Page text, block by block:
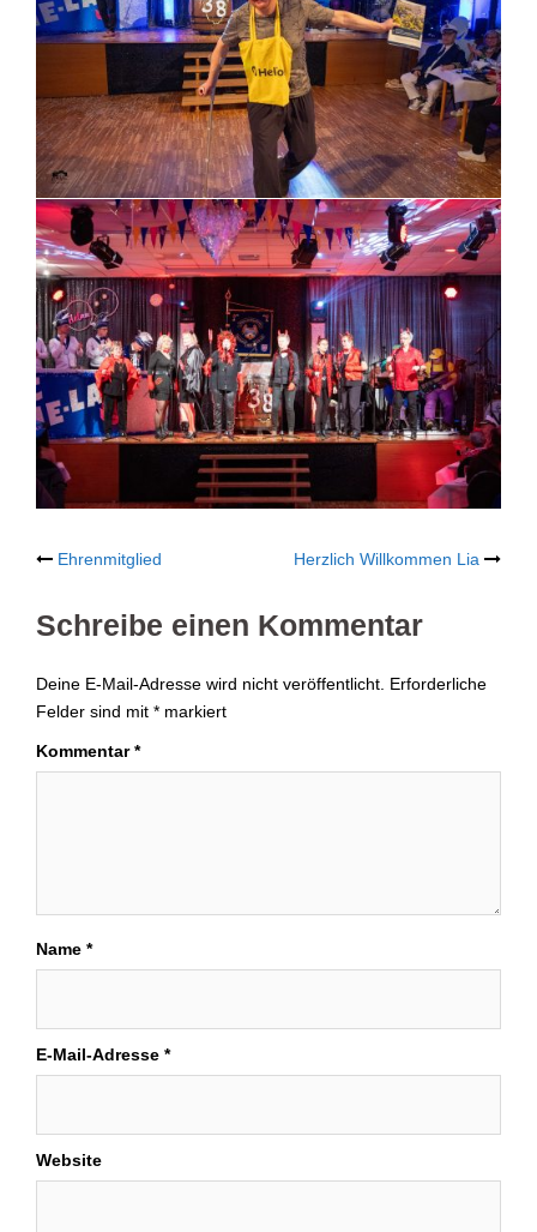
Post
navigation
Ehrenmitglied Herzlich Willkommen Lia
Schreibe einen Kommentar
Deine E-Mail-Adresse wird nicht veröffentlicht. Erforderliche
Felder sind mit * markiert
Kommentar*
Name *
E-Mail-Adresse *
Website